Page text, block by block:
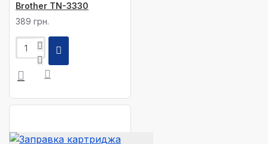
Brother TN-3330
389 грн.